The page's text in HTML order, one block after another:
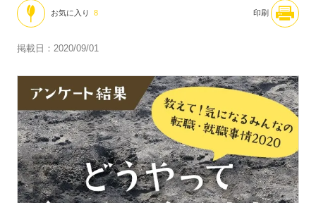
お気に入り 8 印刷
掲載日：2020/09/01